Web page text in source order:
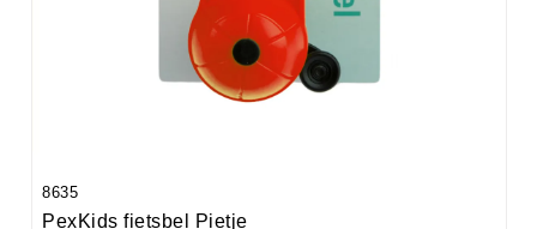
8635
PexKids fietsbel Pietje